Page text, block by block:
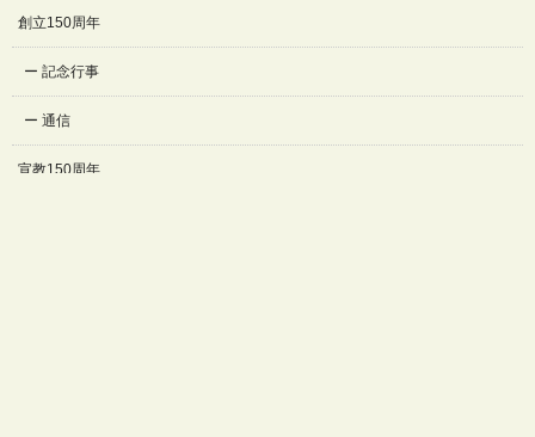
創立150周年
記念行事
通信
宣教150周年